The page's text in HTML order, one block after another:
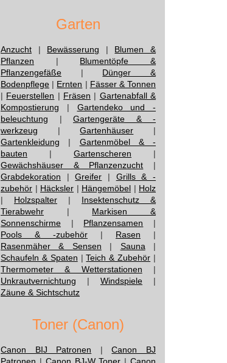
Garten
Anzucht | Bewässerung | Blumen &
Pflanzen | Blumentöpfe &
Pflanzengefäße | Dünger &
Bodenpflege | Ernten | Fässer & Tonnen
| Feuerstellen | Fräsen | Gartenabfall &
Kompostierung | Gartendeko und -
beleuchtung | Gartengeräte & -
werkzeug |Gartenhäuser |
Gartenkleidung | Gartenmöbel & -
bauten | Gartenscheren |
Gewächshäuser & Pflanzenzucht |
Grabdekoration |Greifer | Grills & -
zubehör | Häcksler | Hängemöbel | Holz
| Holzspalter | Insektenschutz &
Tierabwehr | Markisen &
Sonnenschirme | Pflanzensamen |
Pools & -zubehör | Rasen |
Rasenmäher & Sensen | Sauna |
Schaufeln & Spaten |Teich & Zubehör |
Thermometer & Wetterstationen |
Unkrautvernichtung | Windspiele |
Zäune & Sichtschutz
Toner (Canon)
Canon BIJ Patronen |Canon BJ